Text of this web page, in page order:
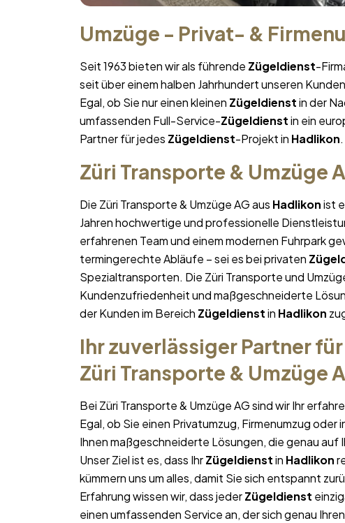
Umzüge - Privat- &
Seit 1963 bieten wir als führende Zügeldienst-
seit über einem halben Jahrhundert unseren
Egal, ob Sie nur einen kleinen Zügeldienstin der
umfassenden Full-Service-Zügeldienstin ein
Partner für jedes Zügeldienst-Projekt in Hadlikon.
Züri Transporte & Umzüge
Die Züri Transporte & Umzüge AG aus Hadlikonist
Jahren hochwertige und professionelle
erfahrenen Team und einem modernen Fuhrpark
termingerechte Abläufe – sei es bei privaten
Spezialtransporten. Die Züri Transporte und
Kundenzufriedenheit und maßgeschneiderte
der Kunden im Bereich Zügeldienstin Hadlikon
Ihr zuverlässiger Partner für
Züri Transporte & Umzüge
Bei Züri Transporte & Umzüge AG sind wir Ihr
Egal, ob Sie einen Privatumzug, Firmenumzug oder
Ihnen maßgeschneiderte Lösungen, die genau
Unser Ziel ist es, dass IhrZügeldienstin Hadlikon
kümmern uns um alles, damit Sie sich entspannt
Erfahrung wissen wir, dass jederZügeldienst
einen umfassenden Service an, der sich genau